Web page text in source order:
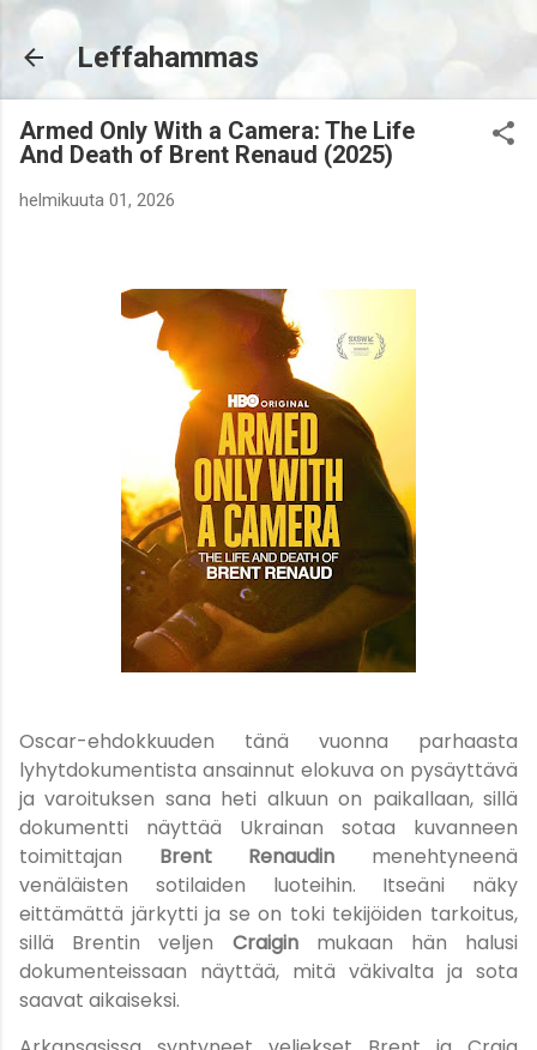
Leffahammas
Armed Only With a Camera: The Life
And Death of Brent Renaud (2025)
helmikuuta 01, 2026
Oscar-ehdokkuuden tänä vuonna parhaasta
lyhytdokumentista ansainnut elokuva on pysäyttävä
ja varoituksen sana heti alkuun on paikallaan, sillä
dokumentti näyttää Ukrainan sotaa kuvanneen
toimittajan Brent Renaudin menehtyneenä
venäläisten sotilaiden luoteihin. Itseäni näky
eittämättä järkytti ja se on toki tekijöiden tarkoitus,
sillä Brentin veljen Craiginmukaan hän halusi
dokumenteissaan näyttää, mitä väkivalta ja sota
saavat aikaiseksi.